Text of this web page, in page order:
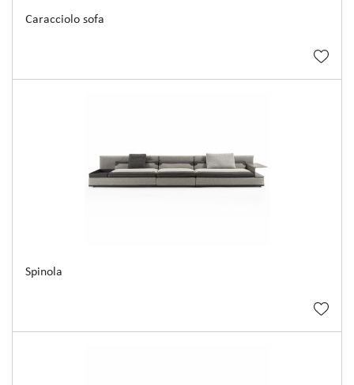
Caracciolo sofa
Spinola